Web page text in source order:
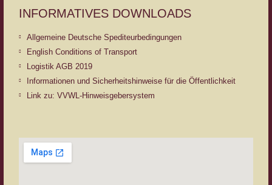
INFORMATIVES DOWNLOADS
Allgemeine Deutsche Spediteurbedingungen
English Conditions of Transport
Logistik AGB 2019
Informationen und Sicherheitshinweise für die Öffentlichkeit
Link zu: VVWL-Hinweisgebersystem